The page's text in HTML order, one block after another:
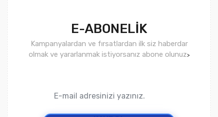
E-ABONELİK
Kampanyalardan ve fırsatlardan ilk siz haberdar
olmak ve yararlanmak istiyorsanız abone olunuz>